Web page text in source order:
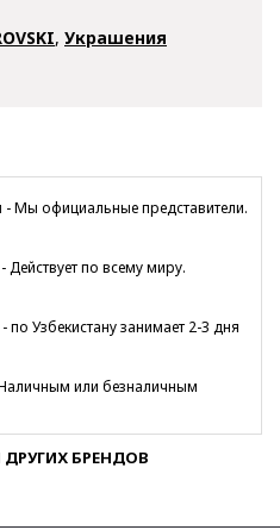
, Украшения
- Мы официальные представители.
Действует по всему миру.
по Узбекистану занимает 2-3 дня
или безналичным
БРЕНДОВ